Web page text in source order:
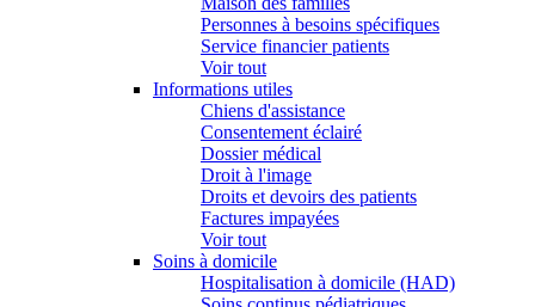
Personnes à besoins spécifiques
Service financier patients
Voir tout
Informations utiles
Chiens d'assistance
Consentement éclairé
Dossier médical
Droit à l'image
Droits et devoirs des patients
Factures impayées
Voir tout
Soins à domicile
Hospitalisation à domicile (HAD)